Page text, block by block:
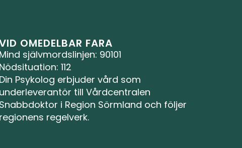
OMEDELBAR FARA
Mind självmordslinjen: 90101
Nödsituation: 112
Din Psykolog erbjuder vård som
underleverantör till Vårdcentralen
Snabbdoktor i Region Sörmland och följer
regionens regelverk.